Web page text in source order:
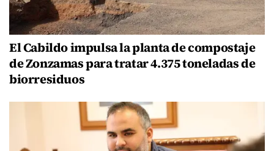
El Cabildo impulsa la planta de compostaje
de Zonzamas para tratar 4.375 toneladas de
biorresiduos